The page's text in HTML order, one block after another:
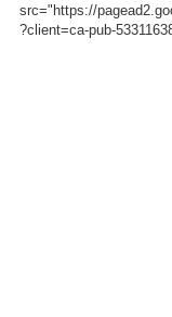
src="https://
?client=ca-pub-